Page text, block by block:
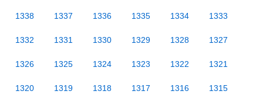
1338 1337 1336 1335 1334 1333
1332 1331 1330 1329 1328 1327
1326 1325 1324 1323 1322 1321
1320 1319 1318 1317 1316 1315